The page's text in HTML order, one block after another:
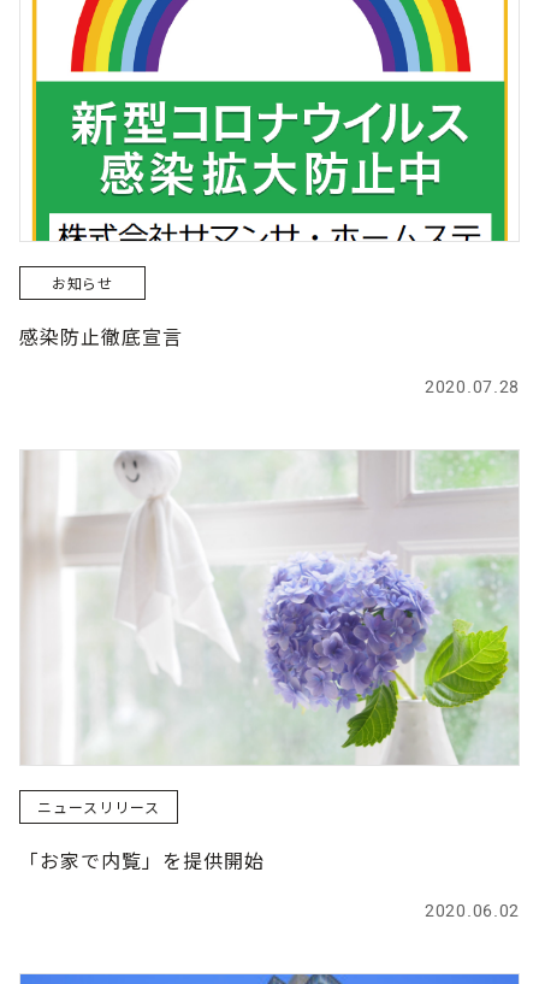
お知らせ
感染防止徹底宣言
2020.07.28
ニュースリリース
「お家で内覧」を提供開始
2020.06.02